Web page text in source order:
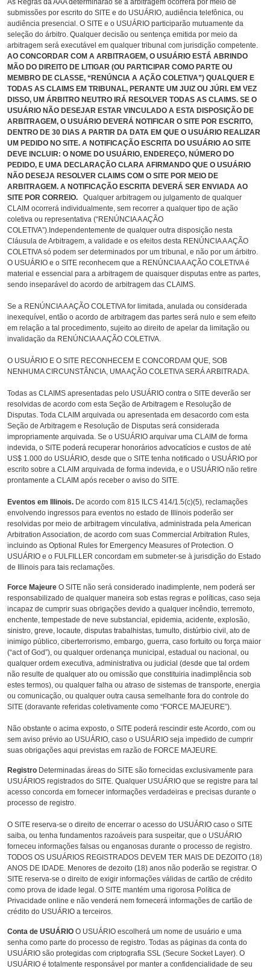
As Regras da AAA determinarão se a arbitragem ocorrerá por meio de
submissões por escrito do SITE e do USUÁRIO, audiência telefônica, ou
audiência presencial. O SITE e o USUÁRIO participarão mutuamente da
seleção do árbitro. Qualquer decisão ou sentença emitida por meio da
arbitragem será executável em qualquer tribunal com jurisdição competente.
AO CONCORDAR COM A ARBITRAGEM, O USUÁRIO ESTÁ ABRINDO
MÃO DO DIREITO DE LITIGAR (OU PARTICIPAR COMO PARTE OU
MEMBRO DE CLASSE, “RENÚNCIA A AÇÃO COLETIVA”) QUALQUER E
TODAS AS CLAIMS EM TRIBUNAL, PERANTE UM JUIZ OU JÚRI. EM VEZ
DISSO, UM ÁRBITRO NEUTRO IRÁ RESOLVER TODAS AS CLAIMS. SE O
USUÁRIO NÃO DESEJAR ESTAR VINCULADO A ESTA DISPOSIÇÃO DE
ARBITRAGEM, O USUÁRIO DEVERÁ NOTIFICAR O SITE POR ESCRITO,
DENTRO DE 30 DIAS A PARTIR DA DATA EM QUE O USUÁRIO REALIZAR
UM PEDIDO NO SITE. A NOTIFICAÇÃO ESCRITA DO USUÁRIO AO SITE
DEVE INCLUIR: O NOME DO USUÁRIO, ENDEREÇO, NÚMERO DO
PEDIDO, E UMA DECLARAÇÃO CLARA AFIRMANDO QUE O USUÁRIO
NÃO DESEJA RESOLVER CLAIMS COM O SITE POR MEIO DE
ARBITRAGEM. A NOTIFICAÇÃO ESCRITA DEVERÁ SER ENVIADA AO
SITE POR CORREIO. Qualquer arbitragem ou julgamento de qualquer
CLAIM ocorrerá individualmente, sem recorrer a qualquer tipo de ação
coletiva ou representativa (“RENÚNCIA A AÇÃO
COLETIVA”).Independentemente de qualquer outra disposição nesta
Cláusula de Arbitragem, a validade e os efeitos desta RENÚNCIA A AÇÃO
COLETIVA só podem ser determinados por um tribunal, e não por um árbitro.
O USUÁRIO e o SITE reconhecem que a RENÚNCIA A AÇÃO COLETIVA é
material e essencial para a arbitragem de quaisquer disputas entre as partes,
sendo inseparável do acordo de arbitragem das CLAIMS.
Se a RENÚNCIA A AÇÃO COLETIVA for limitada, anulada ou considerada
inexequível, então o acordo de arbitragem das partes será nulo e sem efeito
em relação a tal procedimento, sujeito ao direito de apelar da limitação ou
invalidação da RENÚNCIA A AÇÃO COLETIVA.
O USUÁRIO E O SITE RECONHECEM E CONCORDAM QUE, SOB
NENHUMA CIRCUNSTÂNCIA, UMA AÇÃO COLETIVA SERÁ ARBITRADA.
Todas as CLAIMS apresentadas pelo USUÁRIO contra o SITE deverão ser
resolvidas de acordo com esta Seção de Arbitragem e Resolução de
Disputas. Toda CLAIM arquivada ou apresentada em desacordo com esta
Seção de Arbitragem e Resolução de Disputas será considerada
impropriamente arquivada. Se o USUÁRIO arquivar uma CLAIM de forma
indevida, o SITE poderá recuperar honorários advocatícios e custos de até
US$ 1.000 do USUÁRIO, desde que o SITE tenha notificado o USUÁRIO por
escrito sobre a CLAIM arquivada de forma indevida, e o USUÁRIO não retire
prontamente a CLAIM após receber o aviso do SITE.
Eventos em Illinois. De acordo com 815 ILCS 414/1.5(c)(5), reclamações
envolvendo ingressos para eventos no estado de Illinois poderão ser
resolvidas por meio de arbitragem vinculativa, administrada pela American
Arbitration Association, de acordo com suas Commercial Arbitration Rules,
incluindo as Optional Rules for Emergency Measures of Protection. O
USUÁRIO e o FULFILLER concordam em submeter-se à jurisdição do Estado
de Illinois para tais reclamações.
Force Majeure O SITE não será considerado inadimplente, nem poderá ser
responsabilizado de qualquer maneira sob estas regras e políticas, caso seja
incapaz de cumprir suas obrigações devido a qualquer incêndio, terremoto,
enchente, tempestade de neve substancial, epidemia, acidente, explosão,
sinistro, greve, locaute, disputas trabalhistas, tumulto, distúrbio civil, ato de
inimigo público, ciberterrorismo, embargo, guerra, caso fortuito ou força maior
(“act of God”), ou qualquer ordenança municipal, estadual ou nacional, ou
qualquer ordem executiva, administrativa ou judicial (desde que tal ordem
não resulte de qualquer ato ou omissão que constituiria inadimplência sob
estes termos), ou qualquer falha ou atraso de sistemas de transporte, energia
ou comunicação, ou qualquer outra causa semelhante fora do controle do
SITE (doravante referidas coletivamente como “FORCE MAJEURE”).
Não obstante o acima exposto, o SITE poderá rescindir este Acordo, com ou
sem aviso prévio ao USUÁRIO, caso o USUÁRIO seja impedido de cumprir
suas obrigações aqui previstas em razão de FORCE MAJEURE.
Registro Determinadas áreas do SITE são fornecidas exclusivamente para
USUÁRIOS registrados do SITE. Qualquer USUÁRIO que se registre para tal
acesso concorda em fornecer informações verdadeiras e precisas durante o
processo de registro.
O SITE reserva-se o direito de encerrar o acesso do USUÁRIO caso o SITE
saiba, ou tenha fundamentos razoáveis para suspeitar, que o USUÁRIO
forneceu informações falsas ou enganosas durante o processo de registro.
TODOS OS USUÁRIOS REGISTRADOS DEVEM TER MAIS DE DEZOITO (18)
ANOS DE IDADE. Menores de dezoito (18) anos não poderão se registrar. O
SITE reserva-se o direito de exigir informações válidas de cartão de crédito
como prova de idade legal. O SITE mantém uma rigorosa Política de
Privacidade online e não venderá nem fornecerá informações de cartão de
crédito do USUÁRIO a terceiros.
Conta de USUÁRIO O USUÁRIO escolherá um nome de usuário e uma
senha como parte do processo de registro. Todas as páginas da conta do
USUÁRIO são protegidas com criptografia SSL (Secure Socket Layer). O
USUÁRIO é totalmente responsável por manter a confidencialidade de seu